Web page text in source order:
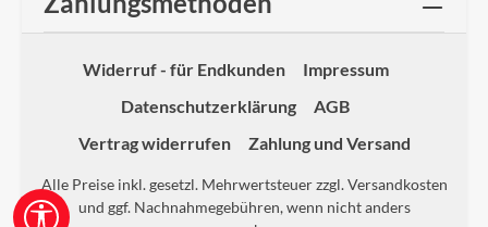
Widerruf - für Endkunden
Impressum
Datenschutzerklärung
AGB
Vertrag widerrufen
Zahlung und Versand
Alle Preise inkl. gesetzl. Mehrwertsteuer zzgl.Versandkosten
und ggf. Nachnahmegebühren, wenn nicht anders
Werkzeugleiste anzeigen